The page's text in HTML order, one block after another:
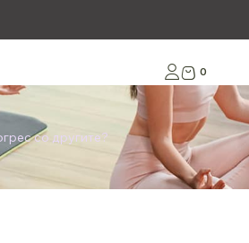
0
со другите?